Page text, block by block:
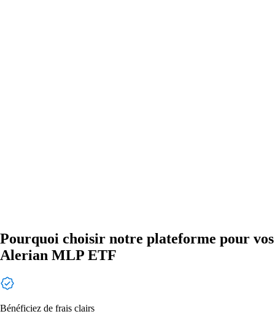
Pourquoi choisir notre plateforme pour vos
Alerian MLP ETF
Bénéficiez de frais clairs